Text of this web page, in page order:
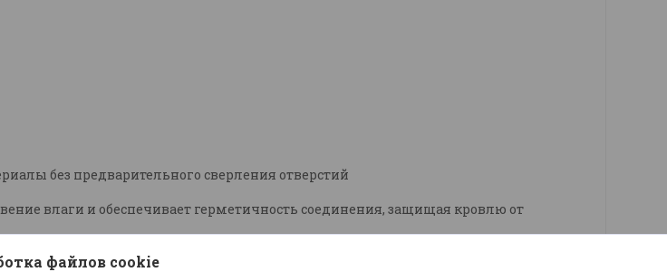
без предварительного сверления отверстий
влаги и обеспечивает герметичность соединения, защищая кровлю от
файлов cookie